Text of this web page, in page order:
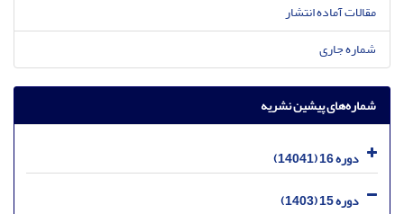
مقالات آماده انتشار
شماره جاری
شماره‌های پیشین نشریه
دوره 16 (14041)
دوره 15 (1403)